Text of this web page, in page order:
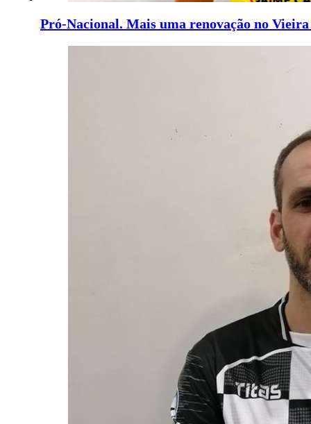
Pró-Nacional. Mais uma renovação no Vieira